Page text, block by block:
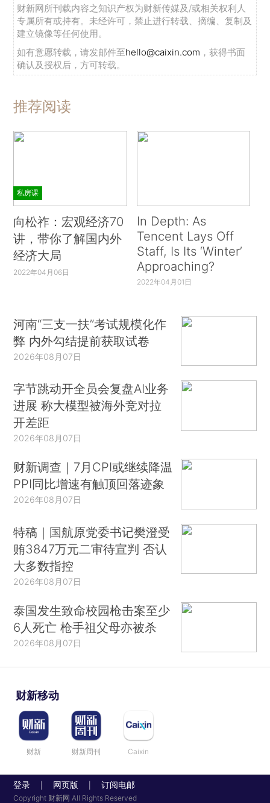
财新网所刊载内容之知识产权为财新传媒及/或相关权利人
专属所有或持有。未经许可，禁止进行转载、摘编、复制及
建立镜像等任何使用。
如有意愿转载，请发邮件至hello@caixin.com ，获得书面
确认及授权后，方可转载。
推荐阅读
私房课
向松祚：宏观经济70
讲，带你了解国内外
经济大局
2022年04月06日
In Depth: As
Tencent Lays Off
Staff, Is Its ‘Winter’
Approaching?
2022年04月01日
河南“三支一扶”考试规模化作
弊 内外勾结提前获取试卷
2026年08月07日
字节跳动开全员会复盘AI业务
进展 称大模型被海外竞对拉
开差距
2026年08月07日
财新调查｜7月CPI或继续降温
PPI同比增速有触顶回落迹象
2026年08月07日
特稿｜国航原党委书记樊澄受
贿3847万元二审待宣判 否认
大多数指控
2026年08月07日
泰国发生致命校园枪击案至少
6人死亡 枪手祖父母亦被杀
2026年08月07日
财新移动
财新 财新周刊 Caixin
登录 网页版 订阅电邮
Copyright 财新网 All Rights Reserved